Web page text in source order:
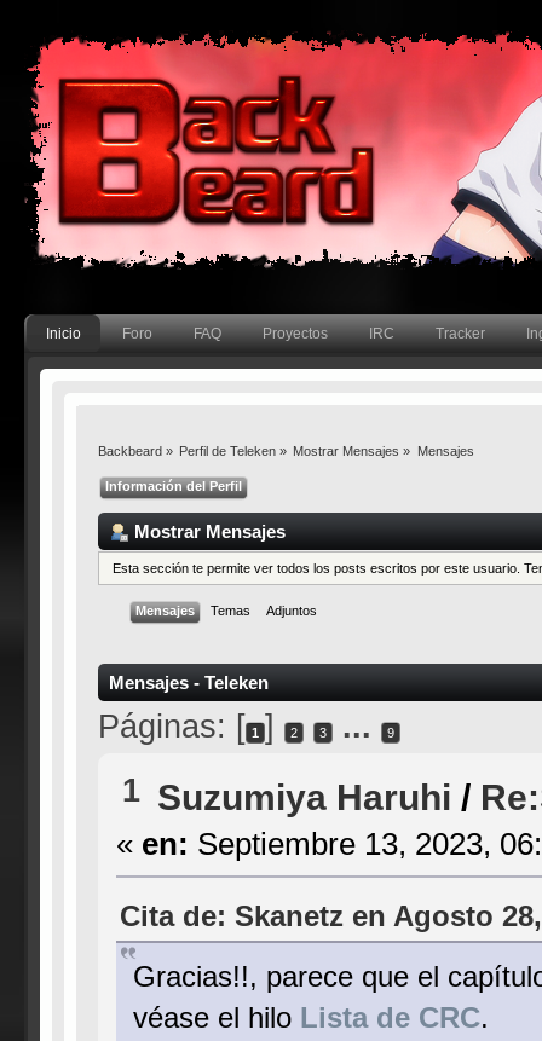
Inicio Foro FAQ Proyectos IRC Tracker
Backbeard» Perfil de Teleken» Mostrar Mensajes » Mensajes
Información del Perfil
Mostrar Mensajes
Esta sección te permite ver todos los posts escritos por este usuario.
Mensajes Temas Adjuntos
Mensajes - Teleken
Páginas: [ 1 ] 2 3 ... 9
1 Suzumiya Haruhi /
« en: Septiembre 13, 2023,
Cita de: Skanetz en Agosto
Gracias!!, parece que el
véase el hilo Lista de CRC.